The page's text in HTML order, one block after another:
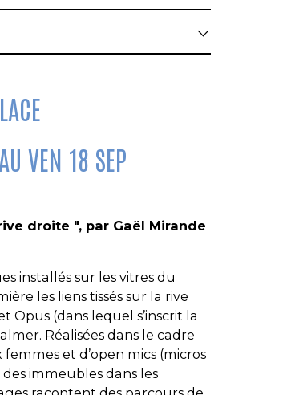
VEN 18 SEP
droite ", par Gaël Mirande
installés sur les vitres du
les liens tissés sur la rive
(dans lequel s’inscrit la
Réalisées dans le cadre
et d’open mics (micros
immeubles dans les